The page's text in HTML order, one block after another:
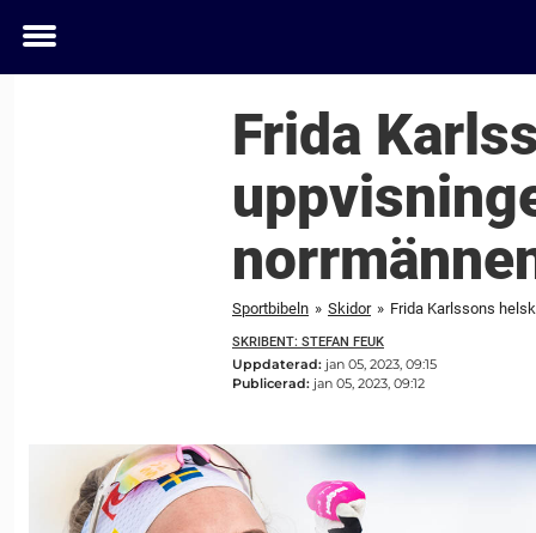
Toggle
Frida
Sportbibeln » Skidor » Frida Karlssons
SKRIBENT: STEFAN FEUK
Uppdaterad: jan 05, 2023, 09:15
Publicerad: jan 05, 2023, 09:12